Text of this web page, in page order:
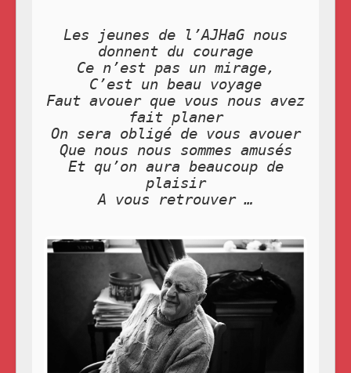
Les jeunes de l’AJHaG nous
donnent du courage
Ce n’est pas un mirage,
C’est un beau voyage
Faut avouer que vous nous avez
fait planer
On sera obligé de vous avouer
Que nous nous sommes amusés
Et qu’on aura beaucoup de
plaisir
A vous retrouver …